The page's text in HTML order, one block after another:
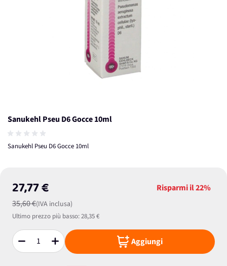
Sanukehl Pseu D6 Gocce 10ml
Sanukehl Pseu D6 Gocce 10ml
27,77 €
35,60 €(IVA inclusa)
Risparmi il22%
Ultimo prezzo più basso:28,35 €
Quantità Aggiungi